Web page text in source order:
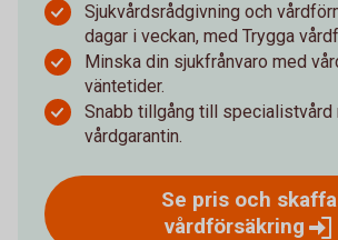
Sjukvårdsrådgivning och
dagar i veckan, med Trygga
Minska din sjukfrånvaro med
väntetider.
Snabb tillgång till specialistvård
vårdgarantin.
Se pris och skaffa
vårdförsäkring